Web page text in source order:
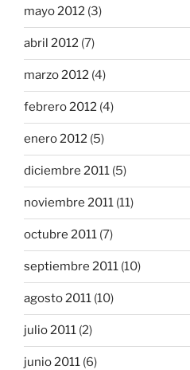
mayo 2012 (3)
abril 2012 (7)
marzo 2012 (4)
febrero 2012 (4)
enero 2012 (5)
diciembre 2011 (5)
noviembre 2011 (11)
octubre 2011 (7)
septiembre 2011 (10)
agosto 2011 (10)
julio 2011 (2)
junio 2011 (6)